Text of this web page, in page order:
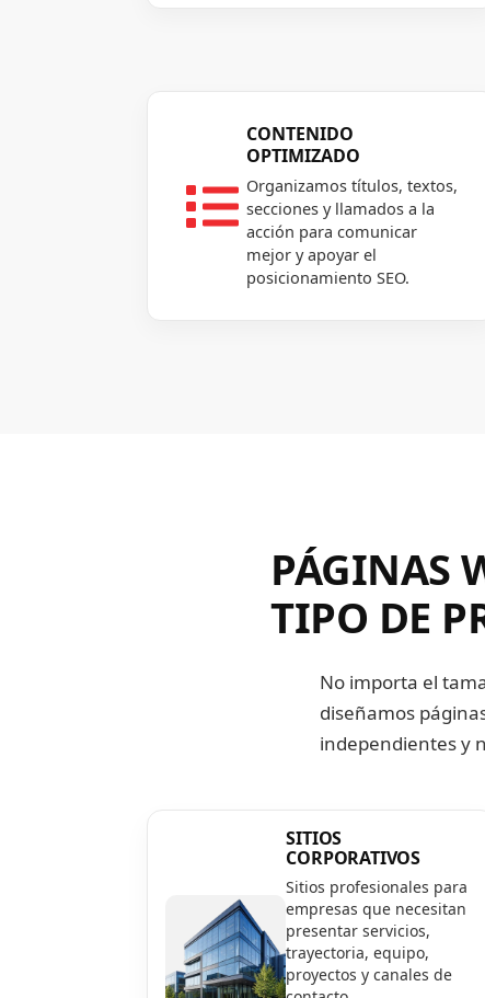

CONTENIDO
OPTIMIZADO
Organizamos títulos, textos,
secciones y llamados a la
acción para comunicar
mejor y apoyar el
posicionamiento SEO.
PÁGINAS
TIPO DE
No importa el
diseñamos
independientes y
SITIOS
CORPORATIVOS
Sitios profesionales para
empresas que necesitan
presentar servicios,
trayectoria, equipo,
proyectos y canales de